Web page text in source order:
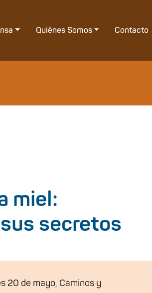
Quiénes Somos Contacto
miel:
secretos
20 de mayo, Caminos y